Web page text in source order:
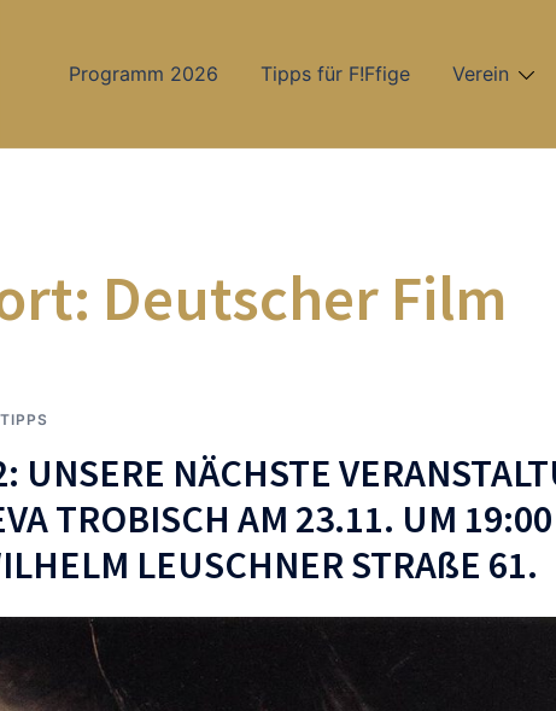
Programm 2026 Tipps für F!Ffige Verein
Deutscher Film
UNSERE NÄCHSTE
TROBISCH AM 23.11. UM
LEUSCHNER STRAßE 61.